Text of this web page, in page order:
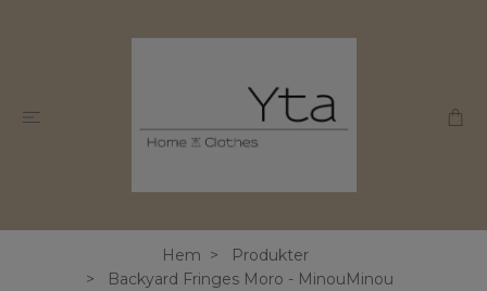
Hem
Produkter
Backyard Fringes Moro - MinouMinou